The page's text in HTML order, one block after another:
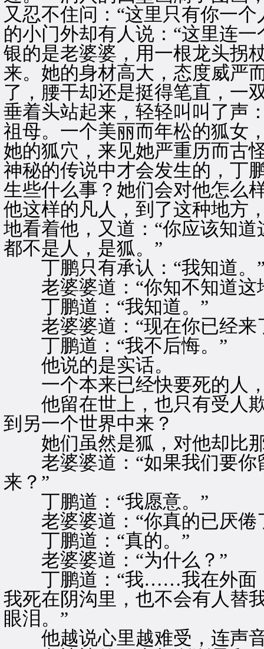
又忍不住问：“这里只有你一
的小门外却有人说：“这里连
银的是老婆婆，用一根龙头拐
来。她的身材高大，态度威严
了，腰干却还是挺得笔直，一
垂着头站起来，轻轻叫叫了声
祖母。一个美丽而年松的狐女
她的狐穴，来见她严重历而古
神秘的传说中才会发生的，丁
生些什么事？她们会对他怎么
他这样的凡人，到了这种地方
地看着他，又道：“你应该知
都不是人，是狐。”
丁鹏只有承认：“我知道。
老婆婆道：“你知不知道这
丁鹏道：“我知道。”
老婆婆道：“现在你已经来
丁鹏道：“我不后悔。”
他说的是实话。
一个本来已经快要死的人
他留在世上，也只有受人欺
到另一个世界中来？
她们虽然是狐，对他却比那
老婆婆道：“如果我们要你
来？”
丁鹏道：“我愿意。”
老婆婆道：“你真的已厌倦
丁鹏道：“真的。”
老婆婆道：“为什么？”
丁鹏道：“我……我在外面，
我死在阴沟里，也不会有人替
眼泪。”
他越说心里越难受，连声